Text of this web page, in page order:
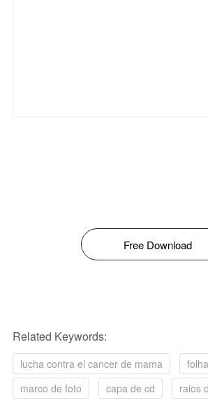
Free Download
Related Keywords:
lucha contra el cancer de mama
marco de foto
capa de cd
raios